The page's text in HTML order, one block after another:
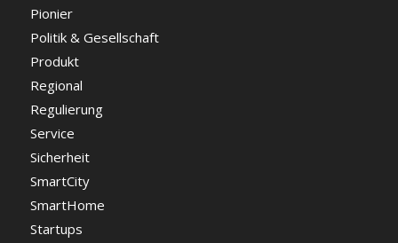
Pionier
Politik & Gesellschaft
Produkt
Regional
Regulierung
Service
Sicherheit
SmartCity
SmartHome
Startups